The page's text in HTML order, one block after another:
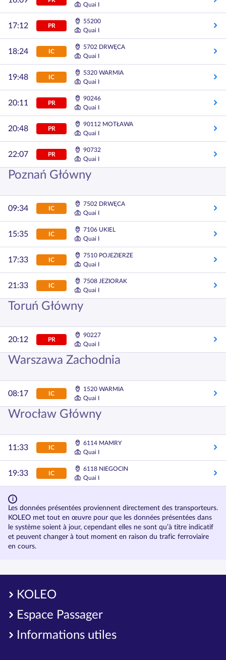
Quai I
17:12 PR
55200
Quai I
18:24 IC
5702 DRWĘCA
Quai I
19:48 IC
5320 WARMIA
Quai I
20:11 PR
90246
Quai I
20:48 PR
90112 MOTŁAWA
Quai I
22:07 PR
90732
Quai I
Poznań Główny
09:34 IC
7502 DRWĘCA
Quai I
15:35 IC
7106 UKIEL
Quai I
17:33 IC
7510 POJEZIERZE
Quai I
21:33 IC
7508 JEZIORAK
Quai I
Toruń Główny
20:12 PR
90227
Quai I
Warszawa Zachodnia
08:17 IC
1520 WARMIA
Quai I
Wrocław Główny
11:33 IC
6114 MAMRY
Quai I
19:33 IC
6118 NIEGOCIN
Quai I
Les données présentées proviennent directement des transporteurs.
KOLEO met tout en œuvre pour que les données présentées dans
le système soient à jour, cependant elles ne sont qu’à titre indicatif
et peuvent changer à tout moment en raison du trafic ferroviaire
en cours.
KOLEO
Espace Passager
Informations utiles